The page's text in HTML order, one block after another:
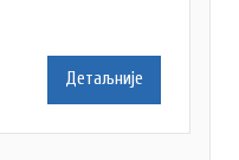
Детаљније